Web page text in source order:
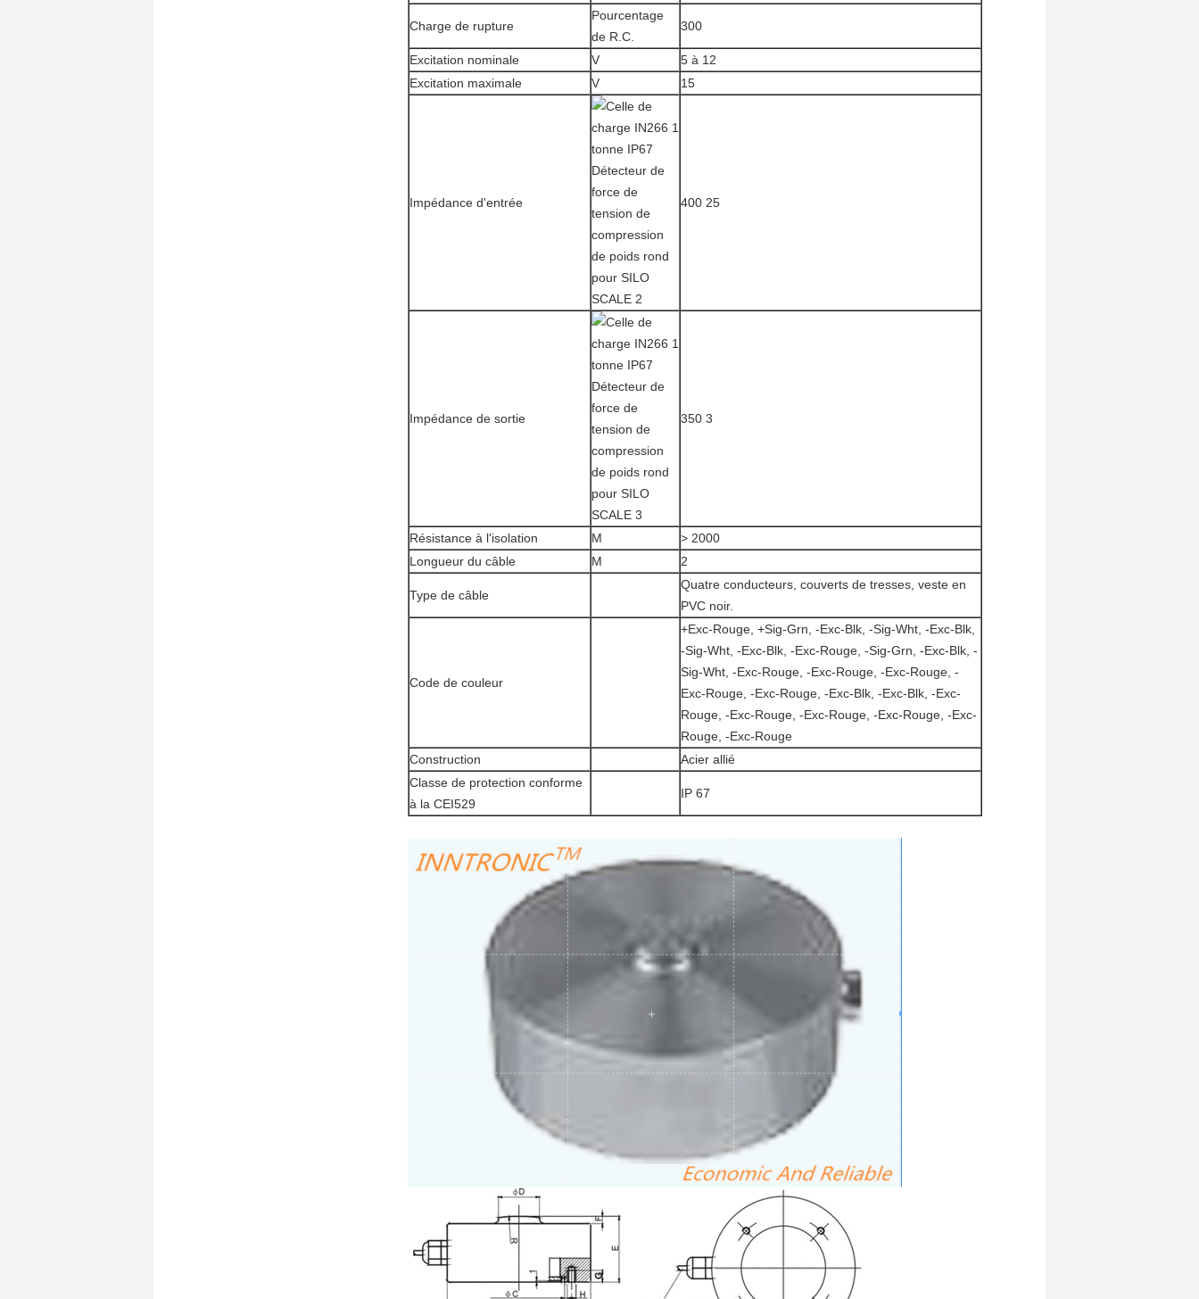
Charge de rupture
Pourcentage
de R.C.
300
Excitation nominale V
5 à 12
Excitation maximale
V 15
Impédance d'entrée 400 25
Impédance de sortie 350 3
Résistance à l'isolation M
> 2000
Longueur du câble
M 2
Type de câble
Quatre conducteurs, couverts de tresses, veste en
PVC noir.
Code de couleur
+Exc-Rouge, +Sig-Grn, -Exc-Blk, -Sig-Wht, -Exc-Blk,
-Sig-Wht, -Exc-Blk, -Exc-Rouge, -Sig-Grn, -Exc-Blk, -
Sig-Wht, -Exc-Rouge, -Exc-Rouge, -Exc-Rouge, -
Exc-Rouge, -Exc-Rouge, -Exc-Blk, -Exc-Blk, -Exc-
Rouge, -Exc-Rouge, -Exc-Rouge, -Exc-Rouge, -Exc-
Rouge, -Exc-Rouge
Construction
Acier allié
Classe de protection conforme
à la CEI529
IP 67